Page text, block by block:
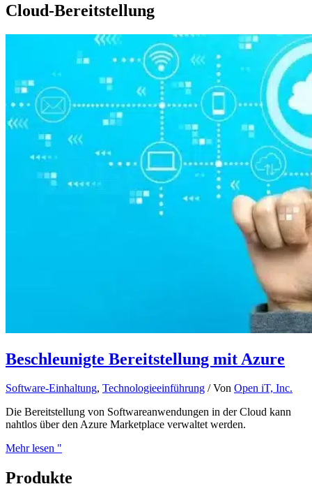
Cloud-Bereitstellung
Beschleunigte Bereitstellung mit Azure
Software-Einhaltung, Technologieeinführung / Von Open iT, Inc.
Die Bereitstellung von Softwareanwendungen in der Cloud kann
nahtlos über den Azure Marketplace verwaltet werden.
Mehr lesen "
Produkte